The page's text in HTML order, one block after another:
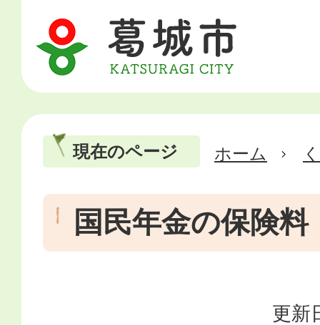
現在のページ ホーム
国民年金の保険料
更新